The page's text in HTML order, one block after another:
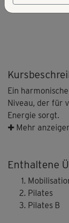
Ein
Niveau, der für
Energie sorgt.
Muskeln
Im
✚ Mehr
Enthaltene
Pilates
Pilates B